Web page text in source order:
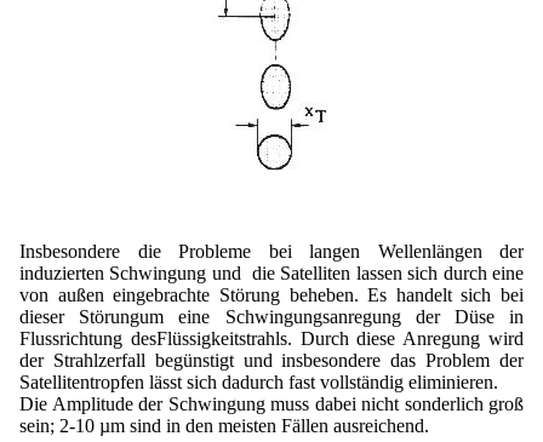
Insbesondere die Probleme bei langen Wellenlängen der
induzierten Schwingung und die Satelliten lassen sich durch eine
von außen eingebrachte Störung beheben. Es handelt sich bei
dieser Störungum eine Schwingungsanregung der Düse in
Flussrichtung desFlüssigkeitstrahls. Durch diese Anregung wird
der Strahlzerfall begünstigt und insbesondere das Problem der
Satellitentropfen lässt sich dadurch fast vollständig eliminieren.
Die Amplitude der Schwingung muss dabei nicht sonderlich groß
sein; 2-10 µm sind in den meisten Fällen ausreichend.